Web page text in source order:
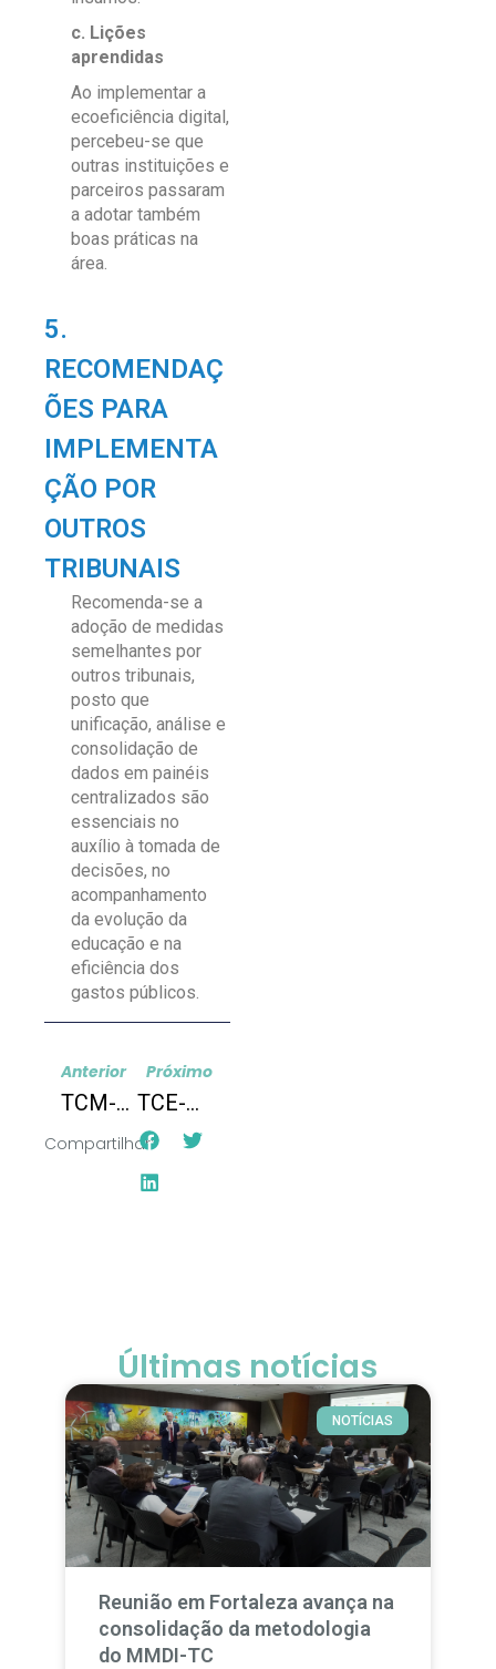
c. Lições
aprendidas
Ao implementar a
ecoeficiência digital,
percebeu-se que
outras instituições e
parceiros passaram
a adotar também
boas práticas na
área.
5.
RECOMENDAÇ
ÕES PARA
IMPLEMENTA
ÇÃO POR
OUTROS
TRIBUNAIS
Recomenda-se a
adoção de medidas
semelhantes por
outrostribunais,
posto que
unificação, análise e
consolidação de
dados em painéis
centralizados são
essenciais no
auxílio à tomada de
decisões, no
acompanhamento
da evolução da
educação e na
eficiência dos
gastos públicos.
Anterior
TCM-BA: Boletim contábil
Próximo
TCE-AC: Diagnóstico socioeconômico do Acre 60 anos: passado, presente e futuro
Compartilhar:
Últimas notícias
NOTÍCIAS
Reunião em Fortaleza avança na
consolidação da metodologia
do MMDI-TC